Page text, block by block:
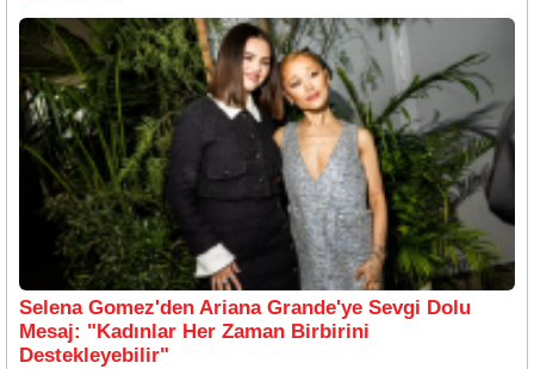
Selena Gomez'den Ariana Grande'ye Sevgi Dolu
Mesaj: "Kadınlar Her Zaman Birbirini
Destekleyebilir"